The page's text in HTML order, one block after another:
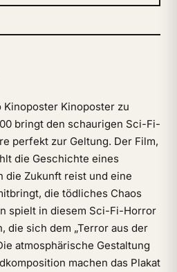
Kinoposter Kinoposter zu
bringt den schaurigen Sci-Fi-
perfekt zur Geltung. Der Film,
die Geschichte eines
die Zukunft reist und eine
die tödliches Chaos
spielt in diesem Sci-Fi-Horror
die sich dem „Terror aus der
atmosphärische Gestaltung
machen das Plakat